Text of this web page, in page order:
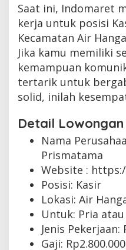
Saat ini, Indomaret
kerja untuk posisi
Kecamatan Air
Jika kamu memiliki
kemampuan
tertarik untuk
solid, inilah
Detail
Nama
Prismatama
Website :
Posisi: Kasir
Lokasi: Air
Untuk: Pria
Jenis Pekerjaan:
Gaji: Rp2.800.000